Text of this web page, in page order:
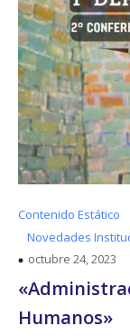
Contenido Estático
Novedades
octubre 24, 2023
Humanos»